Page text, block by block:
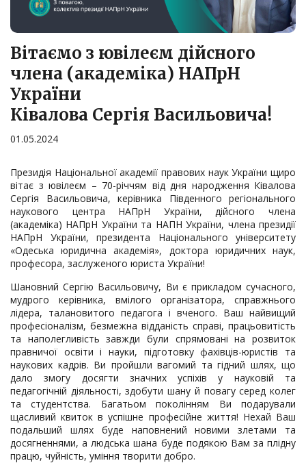
Вітаємо з ювілеєм дійсного
члена (академіка) НАПрН
України
Ківалова Сергія Васильовича!
01.05.2024
Президія Національної академії правових наук України щиро
вітає з ювілеєм – 70-річчям від дня народження Ківалова
Сергія Васильовича, керівника Південного регіонального
наукового центра НАПрН України, дійсного члена
(академіка) НАПрН України та НАПН України, члена президії
НАПрН України, президента Національного університету
«Одеська юридична академія», доктора юридичних наук,
професора, заслуженого юриста України!
Шановний Сергію Васильовичу, Ви є прикладом сучасного,
мудрого керівника, вмілого організатора, справжнього
лідера, талановитого педагога і вченого. Ваш найвищий
професіоналізм, безмежна відданість справі, працьовитість
та наполегливість завжди були спрямовані на розвиток
правничої освіти і науки, підготовку фахівців-юристів та
наукових кадрів. Ви пройшли вагомий та гідний шлях, що
дало змогу досягти значних успіхів у науковій та
педагогічній діяльності, здобути шану й повагу серед колег
та студентства. Багатьом поколінням Ви подарували
щасливий квиток в успішне професійне життя! Нехай Ваш
подальший шлях буде наповнений новими злетами та
досягненнями, а людська шана буде подякою Вам за плідну
працю, чуйність, уміння творити добро.